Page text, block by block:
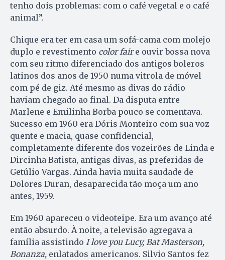
tenho dois problemas: com o café vegetal e o café
animal”.
Chique era ter em casa um sofá-cama com molejo
duplo e revestimento color faire ouvir bossa nova
com seu ritmo diferenciado dos antigos boleros
latinos dos anos de 1950 numa vitrola de móvel
com pé de giz. Até mesmo as divas do rádio
haviam chegado ao final. Da disputa entre
Marlene e Emilinha Borba pouco se comentava.
Sucesso em 1960 era Dóris Monteiro com sua voz
quente e macia, quase confidencial,
completamente diferente dos vozeirões de Linda e
Dircinha Batista, antigas divas, as preferidas de
Getúlio Vargas. Ainda havia muita saudade de
Dolores Duran, desaparecida tão moça um ano
antes, 1959.
Em 1960 apareceu o videoteipe. Era um avanço até
então absurdo. À noite, a televisão agregava a
família assistindo I love you Lucy, Bat Masterson,
Bonanza, enlatados americanos. Silvio Santos fez